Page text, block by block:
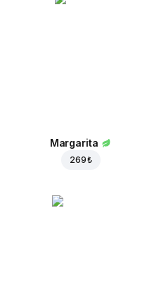
Margarita
269 ₺